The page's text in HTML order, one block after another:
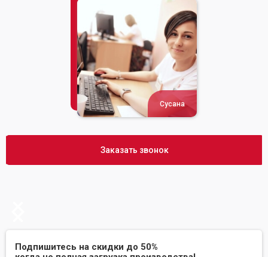
Сусана
Заказать звонок
Подпишитесь на скидки до 50%